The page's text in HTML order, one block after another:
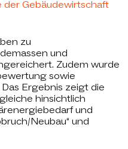
der Gebäudewirtschaft
zu
und
Zudem wurde
sowie
Ergebnis zeigt die
hinsichtlich
und
Neubau“ und